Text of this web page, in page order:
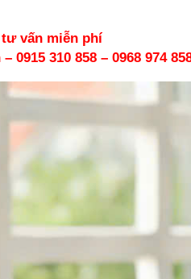
vấn miễn phí
0915 310 858 – 0968 974